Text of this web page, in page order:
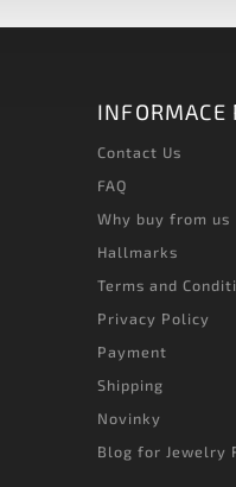
INFORMACE
Contact Us
FAQ
Why buy from us
Hallmarks
Terms and
Privacy Policy
Payment
Shipping
Novinky
Blog for Jewelry